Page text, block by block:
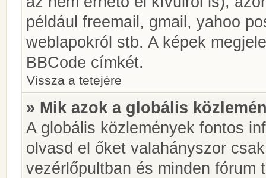
például freemail, gmail, yahoo
weblapokról stb. A képek
BBCode címkét.
Vissza a tetejére
» Mik azok a globális
A globális közlemények fontos
olvasd el őket valahányszor
vezérlőpultban és minden fórum